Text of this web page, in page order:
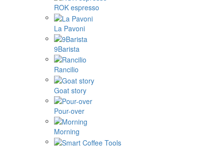
ROK espresso
La Pavoni
9Barista
Rancilio
Goat story
Pour-over
Morning